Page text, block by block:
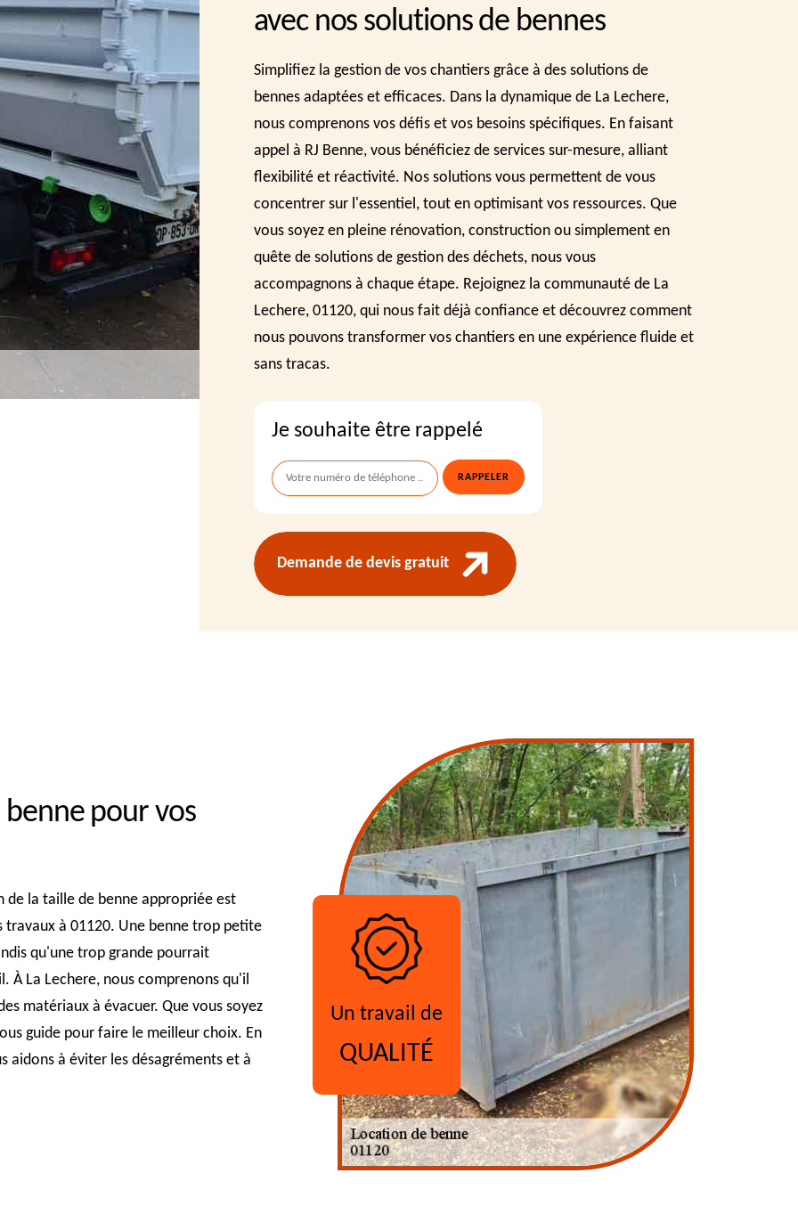
avec nos solutions de bennes
Simplifiez la gestion de vos chantiers grâce à des solutions de
bennes adaptées et efficaces. Dans la dynamique de La Lechere,
nous comprenons vos défis et vos besoins spécifiques. En faisant
appel à RJ Benne, vous bénéficiez de services sur-mesure, alliant
flexibilité et réactivité. Nos solutions vous permettent de vous
concentrer sur l'essentiel, tout en optimisant vos ressources. Que
vous soyez en pleine rénovation, construction ou simplement en
quête de solutions de gestion des déchets, nous vous
accompagnons à chaque étape. Rejoignez la communauté de La
Lechere, 01120, qui nous fait déjà confiance et découvrez comment
nous pouvons transformer vos chantiers en une expérience fluide et
sans tracas.
Je souhaite être rappelé
Demande de devis gratuit
pour vos
de la taille de benne appropriée est
à 01120. Une benne trop petite
qu'une trop grande pourrait
La Lechere, nous comprenons qu'il
matériaux à évacuer. Que vous soyez
guide pour faire le meilleur choix. En
aidons à éviter les désagréments et à
Un travail de
QUALITÉ